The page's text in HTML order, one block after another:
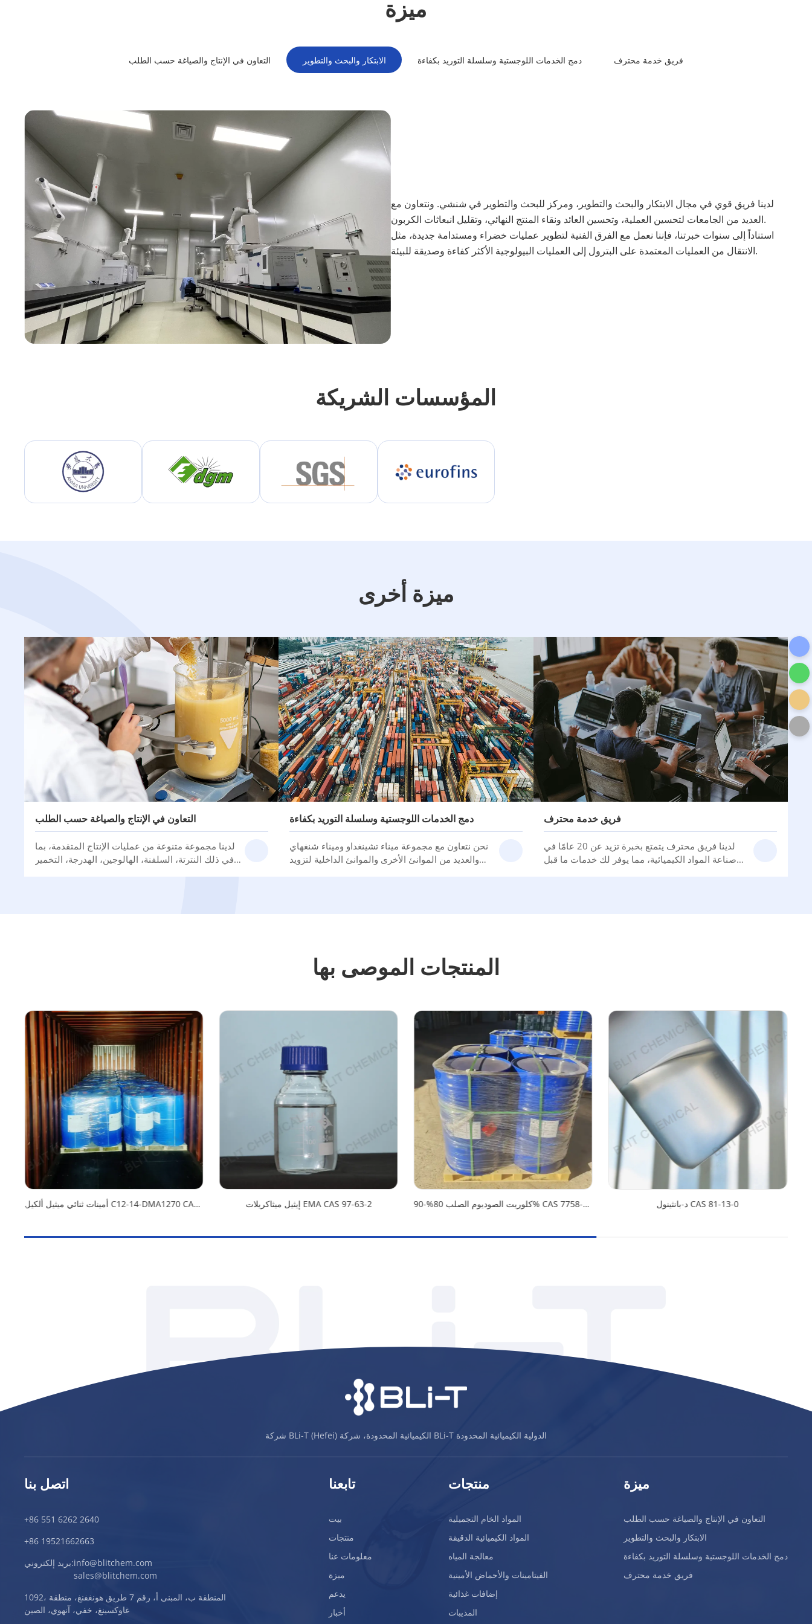
ميزة
التعاون في الإنتاج والصياغة حسب الطلب الابتكار والبحث والتطوير دمج الخدمات اللوجستية وسلسلة التوريد بكفاءة فريق خدمة محترف
لدينا فريق قوي في مجال الابتكار والبحث والتطوير، ومركز للبحث والتطوير في شنشي. ونتعاون مع
العديد من الجامعات لتحسين العملية، وتحسين العائد ونقاء المنتج النهائي، وتقليل انبعاثات الكربون.
استناداً إلى سنوات خبرتنا، فإننا نعمل مع الفرق الفنية لتطوير عمليات خضراء ومستدامة جديدة، مثل
الانتقال من العمليات المعتمدة على البترول إلى العمليات البيولوجية الأكثر كفاءة وصديقة للبيئة.
المؤسسات الشريكة
ميزة أخرى
التعاون في الإنتاج والصياغة حسب الطلب
لدينا مجموعة متنوعة من عمليات الإنتاج المتقدمة، بما
في ذلك النترتة، السلفنة، الهالوجين، الهدرجة، التخمير
دمج الخدمات اللوجستية وسلسلة التوريد بكفاءة
نحن نتعاون مع مجموعة ميناء تشينغداو وميناء شنغهاي
والعديد من الموانئ الأخرى والموانئ الداخلية لتزويد
فريق خدمة محترف
لدينا فريق محترف يتمتع بخبرة تزيد عن 20 عامًا في
صناعة المواد الكيميائية، مما يوفر لك خدمات ما قبل
المنتجات الموصى بها
أمينات ثنائي ميثيل ألكيل C12-14-DMA1270 CAS 84649-84-3 إيثيل ميثاكريلات EMA CAS 97-63-2 كلوريت الصوديوم الصلب 80%-90% CAS 7758-19-2 د-بانثينول CAS 81-13-0
شركة BLi-T (Hefei) الكيميائية المحدودة، شركة BLi-T الدولية الكيميائية المحدودة
اتصل بنا
+86 551 6262 2640
+86 19521662663
بريد إلكتروني:info@blitchem.com
sales@blitchem.com
1092، المنطقة ب، المبنى أ، رقم 7 طريق هونغفنغ، منطقة
غاوكسينغ، خفي، آنهوي، الصين
تابعنا
بيت
منتجات
معلومات عنا
ميزة
يدعم
أخبار
منتجات
المواد الخام التجميلية
المواد الكيميائية الدقيقة
معالجة المياه
الفيتامينات والأحماض الأمينية
إضافات غذائية
المذيبات
ميزة
التعاون في الإنتاج والصياغة حسب الطلب
الابتكار والبحث والتطوير
دمج الخدمات اللوجستية وسلسلة التوريد بكفاءة
فريق خدمة محترف